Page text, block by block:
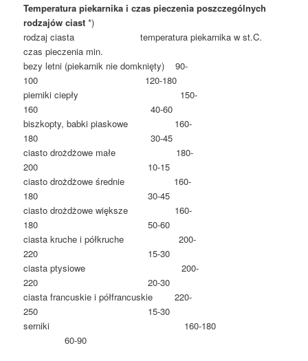
Temperatura piekarnika i czas pieczenia poszczególnych
rodzajów ciast *)
rodzaj ciasta temperatura piekarnika w st.C.
czas pieczenia min.
bezy letni (piekarnik nie domknięty) 90-
100 120-180
pierniki ciepły 150-
160 40-60
biszkopty, babki piaskowe 160-
180 30-45
ciasto drożdżowe małe 180-
200 10-15
ciasto drożdżowe średnie 160-
180 30-45
ciasto drożdżowe większe 160-
180 50-60
ciasta kruche i półkruche 200-
220 15-30
ciasta ptysiowe 200-
220 20-30
ciasta francuskie i półfrancuskie 220-
250 15-30
serniki 160-180
60-90